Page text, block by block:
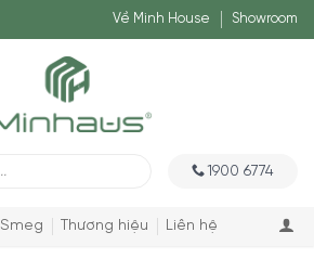
Về Minh House Showroom
1900 6774
Smeg Thương hiệu Liên hệ